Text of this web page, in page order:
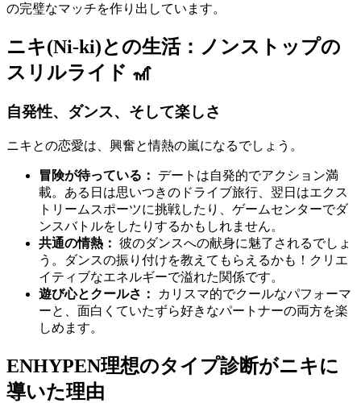
の完璧なマッチを作り出しています。
ニキ(Ni-ki)との生活：ノンストップの
スリルライド 🎢
自発性、ダンス、そして楽しさ
ニキとの恋愛は、興奮と情熱の嵐になるでしょう。
冒険が待っている：
デートは自発的でアクション満
載。ある日は思いつきのドライブ旅行、翌日はエクス
トリームスポーツに挑戦したり、ゲームセンターでダ
ンスバトルをしたりするかもしれません。
共通の情熱： 彼のダンスへの献身に魅了されるでしょ
う。ダンスの振り付けを教えてもらえるかも！クリエ
イティブなエネルギーで溢れた関係です。
遊び心とクールさ：
カリスマ的でクールなパフォーマ
ーと、面白くていたずら好きなパートナーの両方を楽
しめます。
ENHYPEN理想のタイプ診断がニキに
導いた理由